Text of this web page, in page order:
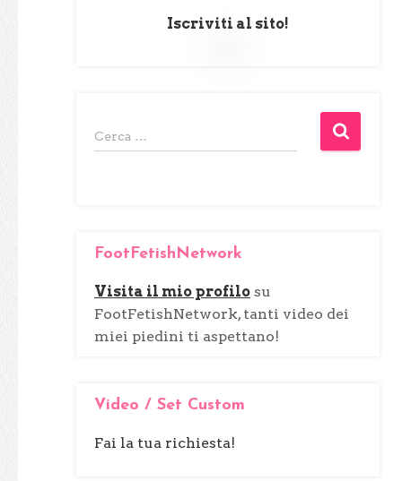
Iscriviti al sito!
R
i
c
p
e
r
Cerca …
FootFetishNetwork
Visita il mio profilo su
FootFetishNetwork, tanti video dei
miei piedini ti aspettano!
Video / Set Custom
Fai la tua richiesta!